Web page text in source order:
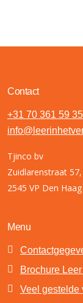
Contact
+31 70 361 59 35
Tjinco bv
Zuidlarenstraat
2545 VP Den
Menu
Brochure
Veel gestelde